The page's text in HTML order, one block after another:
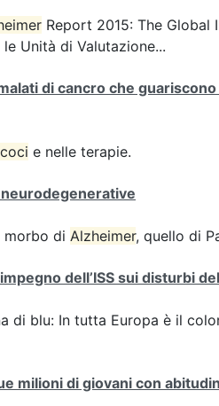
Report 2015: The Global
Unità di Valutazione...
di cancro che
e nelle terapie.
morbo di Alzheimer, quello di
dell’ISS sui disturbi
di blu: In tutta Europa è il
milioni di giovani con